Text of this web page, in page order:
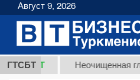
ГТСБТ Неочищенная
Август 9, 2026